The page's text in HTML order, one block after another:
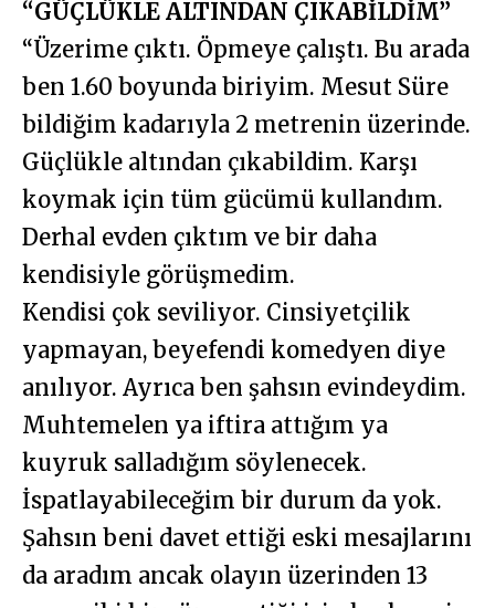
“GÜÇLÜKLE ALTINDAN ÇIKABİLDİM”
“Üzerime çıktı. Öpmeye çalıştı. Bu arada
ben 1.60 boyunda biriyim. Mesut Süre
bildiğim kadarıyla 2 metrenin üzerinde.
Güçlükle altından çıkabildim. Karşı
koymak için tüm gücümü kullandım.
Derhal evden çıktım ve bir daha
kendisiyle görüşmedim.
Kendisi çok seviliyor. Cinsiyetçilik
yapmayan, beyefendi komedyen diye
anılıyor. Ayrıca ben şahsın evindeydim.
Muhtemelen ya iftira attığım ya
kuyruk salladığım söylenecek.
İspatlayabileceğim bir durum da yok.
Şahsın beni davet ettiği eski mesajlarını
da aradım ancak olayın üzerinden 13